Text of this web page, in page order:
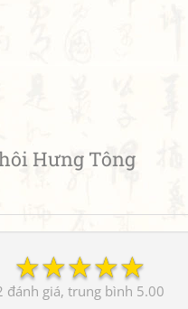
Hưng Tông
☆
☆
☆
☆
☆
5.00